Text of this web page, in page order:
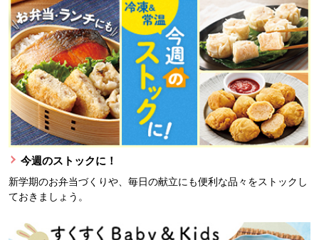
今週のストックに！
新学期のお弁当づくりや、毎日の献立にも便利な品々をストックし
ておきましょう。